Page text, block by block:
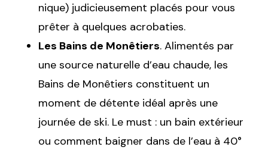
nique) judicieusement placés pour vous
prêter à quelques acrobaties.
Les Bains de Monêtiers. Alimentés par
une source naturelle d’eau chaude, les
Bains de Monêtiers constituent un
moment de détente idéal après une
journée de ski. Le must : un bain extérieur
ou comment baigner dans de l’eau à 40°